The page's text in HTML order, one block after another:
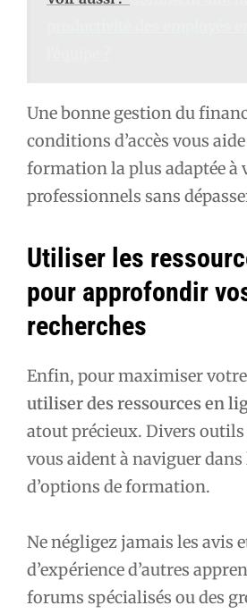
Une bonne gestion du
conditions d’accès vous
formation la plus adaptée à
professionnels sans
Utiliser les
pour approfondir
recherches
Enfin, pour maximiser votre
utiliser des ressources en
atout précieux. Divers
vous aident à naviguer
d’options de formation.
Ne négligez jamais les avis
d’expérience d’autres
forums spécialisés ou des